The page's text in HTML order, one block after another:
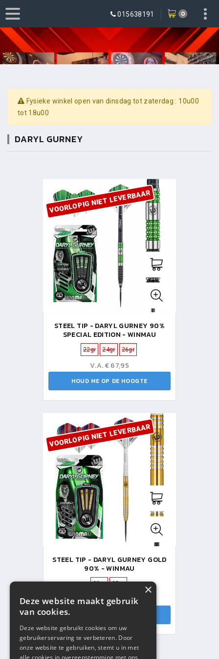
015638191 0
Fysieke winkel open van dinsdag tot zaterdag : 10u00
tot 18u00
DARYL GURNEY
VOORLOPIG NIET LEVERBAAR
STEEL TIP - DARYL GURNEY 90%
SPECIAL EDITION - WINMAU
22gr 24gr 26gr
V.A. € 67,95
HOUD ME OP DE HOOGTE
VOORLOPIG NIET LEVERBAAR
STEEL TIP - DARYL GURNEY GOLD
90% - WINMAU
23gr 25gr
V.A. € 57,95
×
Deze website maakt gebruik
van cookies.
Deze website gebruikt cookies om uw
gebruikerservaring te verbeteren. Door
onze website te gebruiken, stemt u in met
alle cookies in overeenstemming met ons